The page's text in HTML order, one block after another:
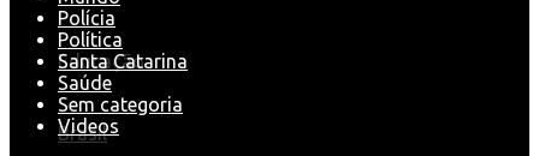
Educação
Brasil
Polícia
Política
Santa Catarina
Saúde
Sem categoria
Videos